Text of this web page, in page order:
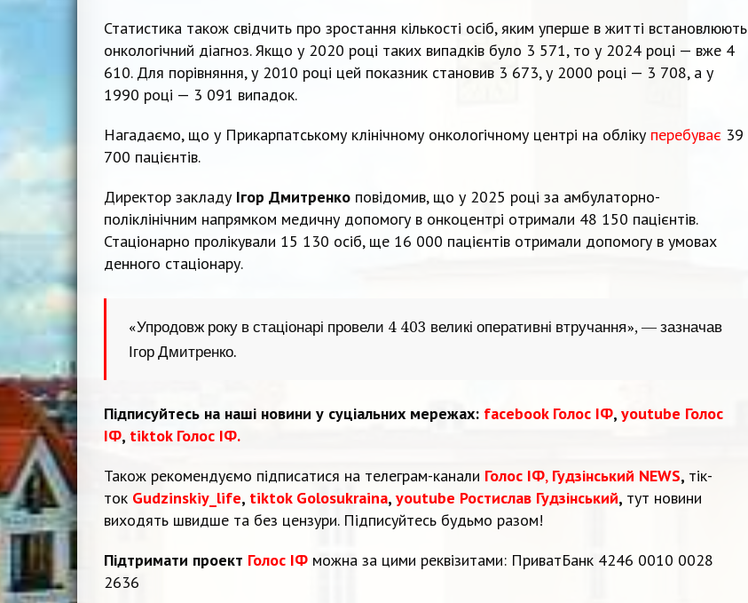
Статистика також свідчить про зростання кількості осіб, яким уперше в житті встановлюють
онкологічний діагноз. Якщо у 2020 році таких випадків було 3 571, то у 2024 році — вже 4
610. Для порівняння, у 2010 році цей показник становив 3 673, у 2000 році — 3 708, а у
1990 році — 3 091 випадок.
Нагадаємо, що у Прикарпатському клінічному онкологічному центрі на обліку перебуває 39
700 пацієнтів.
Директор закладу Ігор Дмитренко повідомив, що у 2025 році за амбулаторно-
поліклінічним напрямком медичну допомогу в онкоцентрі отримали 48 150 пацієнтів.
Стаціонарно пролікували 15 130 осіб, ще 16 000 пацієнтів отримали допомогу в умовах
денного стаціонару.
«Упродовж року в стаціонарі провели 4 403 великі оперативні втручання», — зазначав
Ігор Дмитренко.
Підписуйтесь на наші новини у суціальних мережах: facebook Голос ІФ, youtube Голос
ІФ, tiktok Голос ІФ.
Також рекомендуємо підписатися на телеграм-канали Голос ІФ, Гудзінський NEWS, тік-
ток Gudzinskiy_life, tiktok Golosukraina, youtube Ростислав Гудзінський, тут новини
виходять швидше та без цензури. Підписуйтесь будьмо разом!
Підтримати проект Голос ІФ можна за цими реквізитами: ПриватБанк 4246 0010 0028
2636